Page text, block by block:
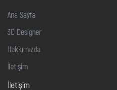
Ana Sayfa
3D Designer
Hakkımızda
İletişim
İletişim